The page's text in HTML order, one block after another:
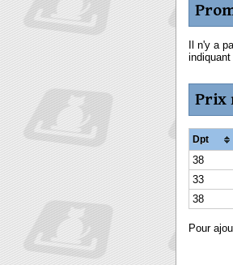
Il n'y a
Prix
Dpt
38
33
38
Pour